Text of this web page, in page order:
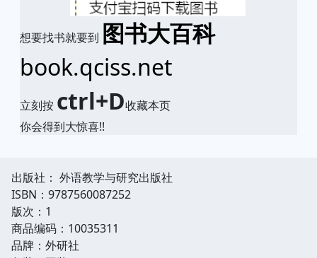
想要找书就要到 图书大百科
book.qciss.net
立刻按 ctrl+D收藏本页
你会得到大惊喜!!
出版社： 外语教学与研究出版社
ISBN：9787560087252
版次：1
商品编码：10035311
品牌：外研社